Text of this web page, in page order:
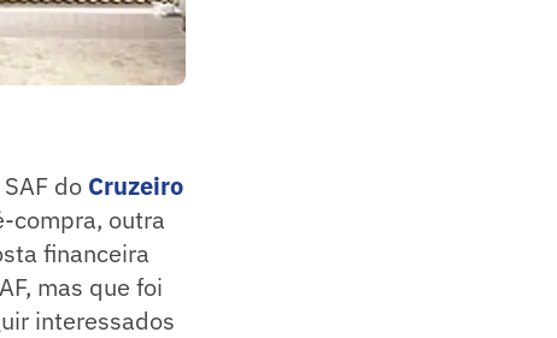
do Cruzeiro
compra, outra
financeira
mas que foi
interessados